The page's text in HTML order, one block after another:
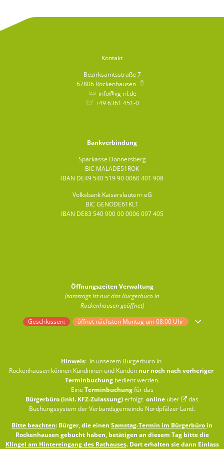
Kontakt
Bezirksamtsstraße 7
67806 Rockenhausen
info@vg-nl.de
+49 6361 451-0
Bankverbindung
Sparkasse Donnersberg
BIC MALADE51ROK
IBAN DE49 540 519 90 0060 401 908
Volksbank Kaiserslautern eG
BIC GENODE61KL1
IBAN DE83 540 900 00 0006 097 405
Öffnungszeiten Verwaltung
(samstags ist nur das Bürgerbüro in
Rockenhausen geöffnet)
Klicken, um weitere Öffnungs- oder Schließzeiten auszublenden
Geschlossen: öffnet nächsten Montag um 08:00 Uhr
Hinweis: In unserem Bürgerbüro in
Rockenhausen können Kundinnen und Kunden nur noch nach vorheriger
Terminbuchungbedient werden.
Eine Terminbuchungfür das
Bürgerbüro (inkl. KFZ-Zulassung)erfolgt online über
das
Buchungssystem der Verbandsgemeinde Nordpfälzer Land.
Bitte beachten: Bürger, die einen Samstag-Termin im Bürgerbüro in
Rockenhausen gebucht haben, betätigen an diesem Tag bitte die
Klingel am Hintereingang des Rathauses. Dort erhalten sie dann Einlass